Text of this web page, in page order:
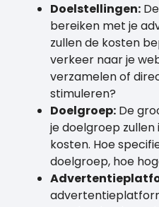
Doelstellingen:
bereiken met je
zullen de kosten
verkeer naar je
verzamelen of
stimuleren?
Doelgroep: De
je doelgroep
kosten. Hoe
doelgroep, hoe